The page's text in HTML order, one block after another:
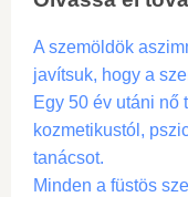
A szemöldök
javítsuk, hogy a
Egy 50 év utáni nő
kozmetikustól,
tanácsot.
Minden a füstös